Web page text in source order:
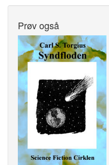
Prøv også